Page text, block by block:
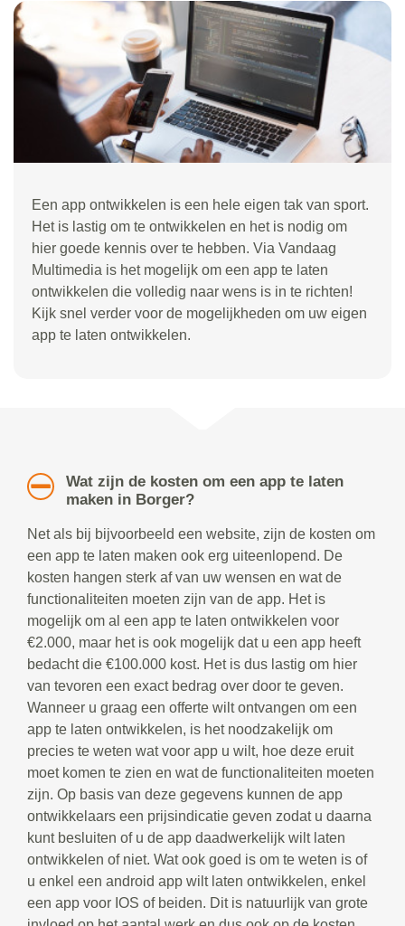
Een app ontwikkelen is een hele eigen tak van sport.
Het is lastig om te ontwikkelen en het is nodig om
hier goede kennis over te hebben. Via Vandaag
Multimedia is het mogelijk om een app te laten
ontwikkelen die volledig naar wens is in te richten!
Kijk snel verder voor de mogelijkheden om uw eigen
app te laten ontwikkelen.
Wat zijn de kosten om een app te laten
maken in Borger?
Net als bij bijvoorbeeld een website, zijn de kosten om
een app te laten maken ook erg uiteenlopend. De
kosten hangen sterk af van uw wensen en wat de
functionaliteiten moeten zijn van de app. Het is
mogelijk om al een app te laten ontwikkelen voor
€2.000, maar het is ook mogelijk dat u een app heeft
bedacht die €100.000 kost. Het is dus lastig om hier
van tevoren een exact bedrag over door te geven.
Wanneer u graag een offerte wilt ontvangen om een
app te laten ontwikkelen, is het noodzakelijk om
precies te weten wat voor app u wilt, hoe deze eruit
moet komen te zien en wat de functionaliteiten moeten
zijn. Op basis van deze gegevens kunnen de app
ontwikkelaars een prijsindicatie geven zodat u daarna
kunt besluiten of u de app daadwerkelijk wilt laten
ontwikkelen of niet. Wat ook goed is om te weten is of
u enkel een android app wilt laten ontwikkelen, enkel
een app voor IOS of beiden. Dit is natuurlijk van grote